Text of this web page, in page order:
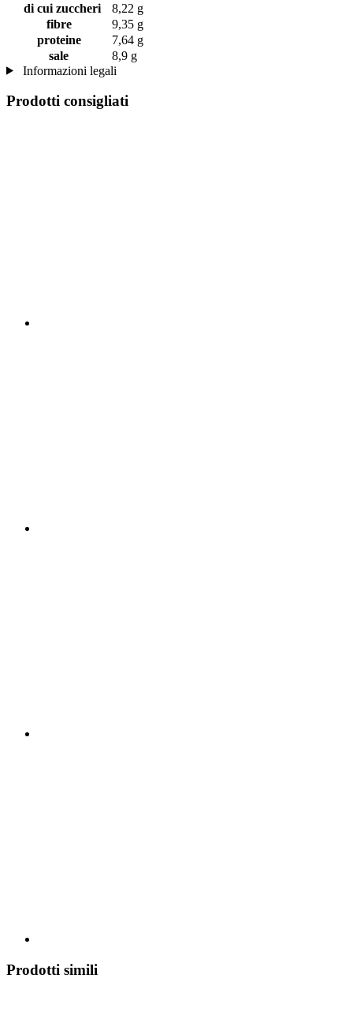
di cui zuccheri
8,22 g
fibre
9,35 g
proteine
7,64 g
sale
8,9 g
Informazioni legali
Prodotti consigliati
Prodotti simili